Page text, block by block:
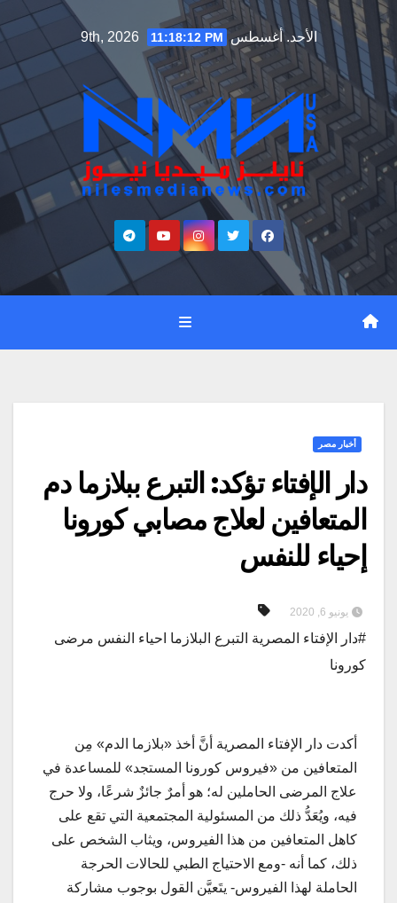
Skip
to
content
الأحد. أغسطس 9th, 2026 11:18:13 PM
أخبار مصر
دار الإفتاء تؤكد: التبرع ببلازما دم
المتعافين لعلاج مصابي كورونا
إحياء للنفس
يونيو 6, 2020
#دار الإفتاء المصرية التبرع البلازما احياء النفس مرضى
كورونا
أكدت دار الإفتاء المصرية أنَّ أخذ «بلازما الدم» مِن
المتعافين من «فيروس كورونا المستجد» للمساعدة في
علاج المرضى الحاملين له؛ هو أمرٌ جائزٌ شرعًا، ولا حرج
فيه، ويُعَدُّ ذلك من المسئولية المجتمعية التي تقع على
كاهل المتعافين من هذا الفيروس، ويثاب الشخص على
ذلك، كما أنه -ومع الاحتياج الطبي للحالات الحرجة
الحاملة لهذا الفيروس- يتَعيَّن القول بوجوب مشاركة